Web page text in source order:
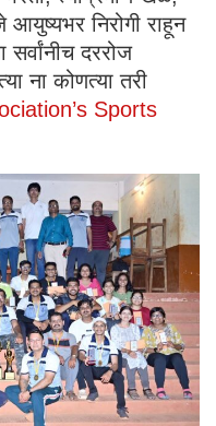
आयुष्यभर निरोगी राहून
सर्वांनीच दररोज
ना कोणत्या तरी
Sports